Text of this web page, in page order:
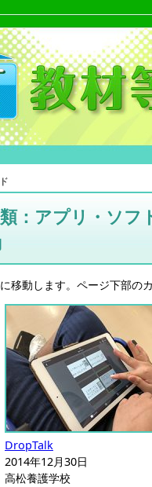
：アプリ・ソフ
移動します。ページ下部
DropTalk
2014年12月30日
高松養護学校